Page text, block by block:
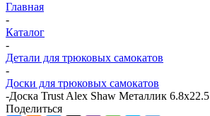
Главная
-
Каталог
-
Детали для трюковых самокатов
-
Доски для трюковых самокатов
-Доска Trust Alex Shaw Металлик 6.8x22.5
Поделиться